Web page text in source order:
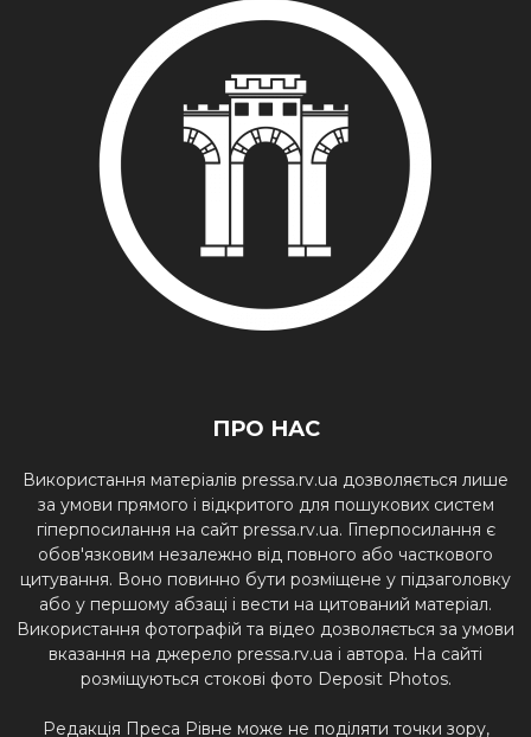
ПРО НАС
Використання матеріалів pressa.rv.ua дозволяється лише
за умови прямого і відкритого для пошукових систем
гіперпосилання на сайт pressa.rv.ua. Гіперпосилання є
обов'язковим незалежно від повного або часткового
цитування. Воно повинно бути розміщене у підзаголовку
або у першому абзаці і вести на цитований матеріал.
Використання фотографій та відео дозволяється за умови
вказання на джерело pressa.rv.ua і автора. На сайті
розміщуються стокові фото Deposit Photos.
Редакція Преса Рівне може не поділяти точки зору,